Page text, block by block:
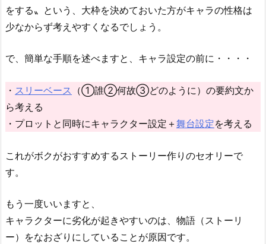
をする〟という、大枠を決めておいた方がキャラの性格は
少なからず考えやすくなるでしょう。
で、簡単な手順を述べますと、キャラ設定の前に・・・・
・ スリーベース
（①誰②何故③どのように）の要約文か
ら考える
・プロットと同時にキャラクター設定＋舞台設定を考える
これがボクがおすすめするストーリー作りのセオリーで
す。
もう一度いいますと、
キャラクターに劣化が起きやすいのは、物語（ストーリ
ー）をなおざりにしていることが原因です。